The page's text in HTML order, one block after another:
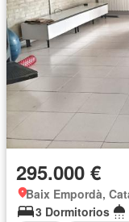
295.000 €
Baix Empordà,
3 Dormitorios